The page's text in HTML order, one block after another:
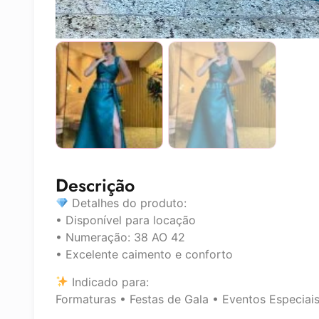
Descrição
Detalhes do produto:
• Disponível para locação
• Numeração: 38 AO 42
• Excelente caimento e conforto
Indicado para:
Formaturas • Festas de Gala • Eventos Especiais